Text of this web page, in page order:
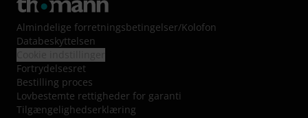
Almindelige forretningsbetingelser/Kolofon
Databeskyttelsen
Fortrydelsesret
Bestilling proces
Lovbestemte rettigheder for garanti
Tilgængelighedserklæring